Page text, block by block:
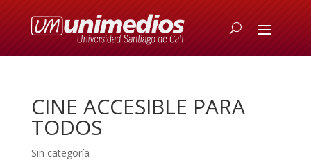
CINE ACCESIBLE PARA
TODOS
Sin categoría